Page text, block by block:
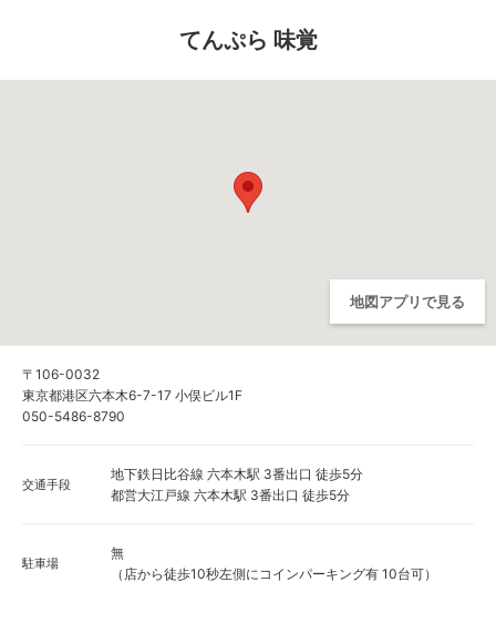
てんぷら 味覚
地図アプリで見る
〒106-0032
東京都港区六本木6-7-17 小俣ビル1F
050-5486-8790
交通手段
地下鉄日比谷線 六本木駅 3番出口 徒歩5分
都営大江戸線 六本木駅 3番出口 徒歩5分
駐車場
無
（店から徒歩10秒左側にコインパーキング有 10台可）